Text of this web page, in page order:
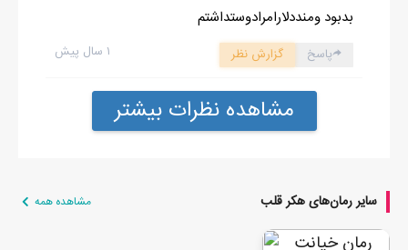
بدبود ومنددلارامرادوستداشتم
۱ سال پیش پاسخ گزارش نظر
مشاهده نظرات بیشتر
سایر رمان‌های هکر قلب مشاهده همه